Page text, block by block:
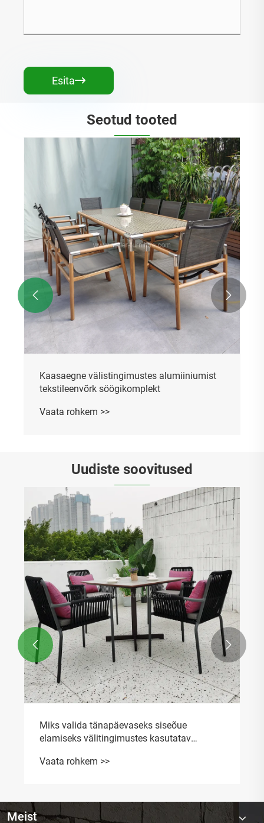
Esita
Seotud tooted
Kaasaegne välistingimustes alumiiniumist
tekstileenvõrk söögikomplekt
Vaata rohkem >>
 
Uudiste soovitused
Miks valida tänapäevaseks siseõue
elamiseks välitingimustes kasutatav
Vaata rohkem >>
 
Meist